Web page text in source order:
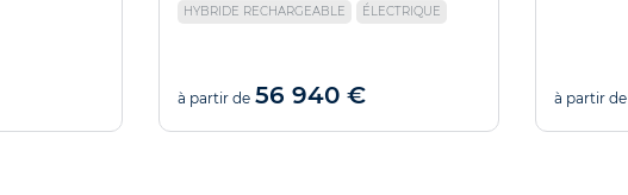
HYBRIDE RECHARGEABLE
ÉLECTRIQUE
à partir de 56 940 € à partir de